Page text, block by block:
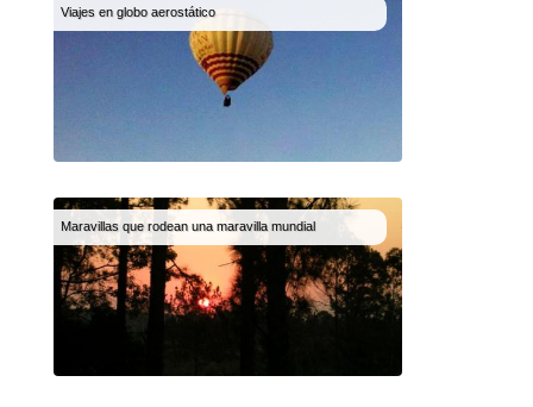
Viajes en globo aerostático
Maravillas que rodean una maravilla mundial